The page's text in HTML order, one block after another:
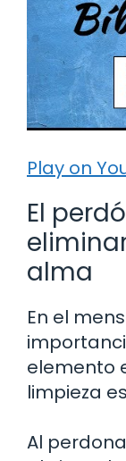
Play on
El
alma
En el
elemento
limpieza
Al